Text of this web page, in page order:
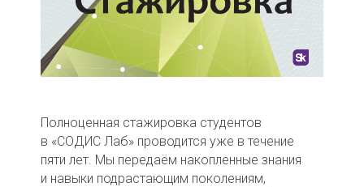
Полноценная стажировка студентов
в «СОДИС Лаб» проводится уже в течение
пяти лет. Мы передаём накопленные знания
и навыки подрастающим поколениям,